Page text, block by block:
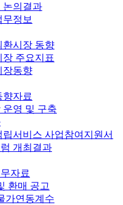
논의결과
무정보
환시장 동향
장 주요지표
장동향
향자료
운영 및 구축
립서비스 사업참여지원서
개최결과
자료
환매 공고
가연동계수